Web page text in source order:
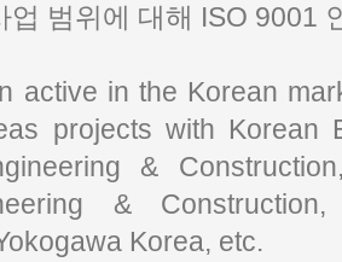
업 범위에 대해 ISO 9001
active in the Korean
projects with Korean
&
&
Korea, etc.